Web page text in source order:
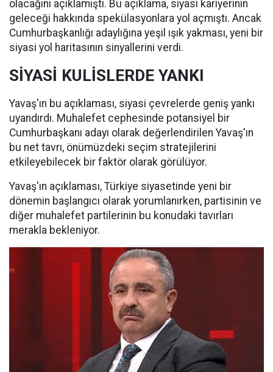
olacağını açıklamıştı. Bu açıklama, siyasi kariyerinin
geleceği hakkında spekülasyonlara yol açmıştı. Ancak
Cumhurbaşkanlığı adaylığına yeşil ışık yakması, yeni bir
siyasi yol haritasının sinyallerini verdi.
SİYASİ KULİSLERDE YANKI
Yavaş'ın bu açıklaması, siyasi çevrelerde geniş yankı
uyandırdı. Muhalefet cephesinde potansiyel bir
Cumhurbaşkanı adayı olarak değerlendirilen Yavaş'ın
bu net tavrı, önümüzdeki seçim stratejilerini
etkileyebilecek bir faktör olarak görülüyor.
Yavaş'ın açıklaması, Türkiye siyasetinde yeni bir
dönemin başlangıcı olarak yorumlanırken, partisinin ve
diğer muhalefet partilerinin bu konudaki tavırları
merakla bekleniyor.